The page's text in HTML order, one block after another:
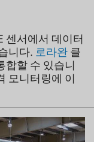
센서에서 데이터
니다. 로라완 클
합할 수 있습니
모니터링에 이